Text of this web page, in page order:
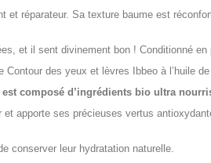
et réparateur. Sa texture baume est
et il sent divinement bon ! Conditionné en
Contour des yeux et lèvres Ibbeo à l’huile de
composé d’ingrédients bio ultra
et apporte ses précieuses vertus
conserver leur hydratation naturelle.